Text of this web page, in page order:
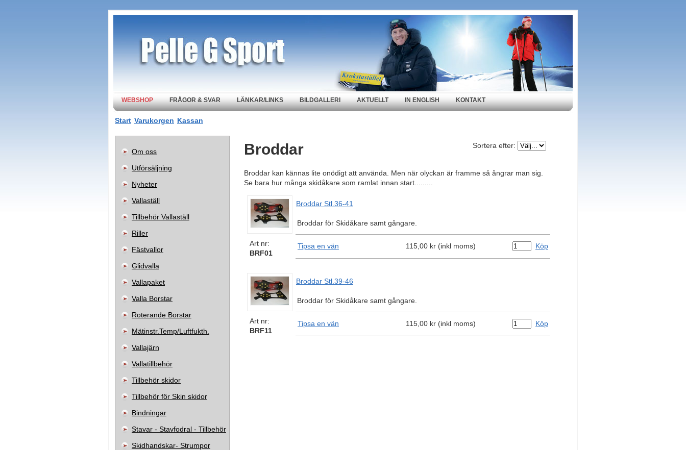
WEBSHOP FRÅGOR & SVAR LÄNKAR/LINKS BILDGALLERI AKTUELLT IN ENGLISH KONTAKT
Start Varukorgen Kassan
Om oss
Utförsäljning
Nyheter
Vallaställ
Tillbehör Vallaställ
Riller
Fästvallor
Glidvalla
Vallapaket
Valla Borstar
Roterande Borstar
Mätinstr.Temp/Luftfukth.
Vallajärn
Vallatillbehör
Tillbehör skidor
Tillbehör för Skin skidor
Bindningar
Stavar - Stavfodral - Tillbehör
Skidhandskar- Strumpor
Sortera efter:
Broddar
Broddar kan kännas lite onödigt att använda. Men när olyckan är framme så ångrar man sig.
Se bara hur många skidåkare som ramlat innan start.........
Art nr:
BRF01
Broddar Stl.36-41
Broddar för Skidåkare samt gångare.
Tipsa en vän 115,00 kr (inkl moms) Köp
Art nr:
BRF11
Broddar Stl.39-46
Broddar för Skidåkare samt gångare.
Tipsa en vän 115,00 kr (inkl moms) Köp